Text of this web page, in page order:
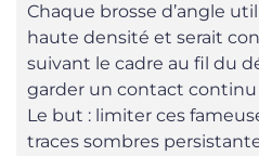
Chaque brosse d’angle
haute densité et serait
suivant le cadre au fil du
garder un contact continu
Le but : limiter ces
traces sombres